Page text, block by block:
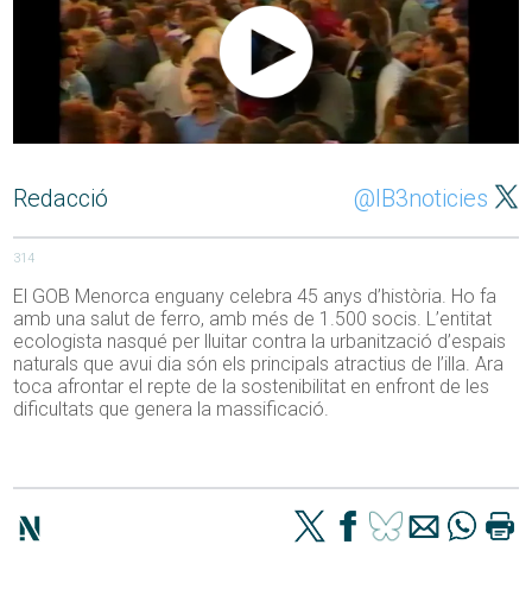
Redacció @IB3noticies
314
El GOB Menorca enguany celebra 45 anys d’història. Ho fa
amb una salut de ferro, amb més de 1.500 socis. L’entitat
ecologista nasqué per lluitar contra la urbanització d’espais
naturals que avui dia són els principals atractius de l’illa. Ara
toca afrontar el repte de la sostenibilitat en enfront de les
dificultats que genera la massificació.